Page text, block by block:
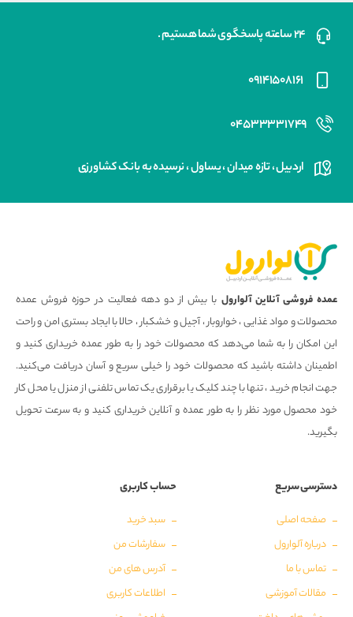
۲۴ ساعته پاسخگوی شما هستیم .
۰۹۱۴۱۵۰۸۱۶۱
۰۴۵۳۳۳۳۱۷۴۹
اردبیل ، تازه میدان ، یساول ، نرسیده به بانک کشاورزی
عمده فروشی آنلاین آلوارول با بیش از دو دهه فعالیت در حوزه فروش عمده
محصولات و مواد غذایی ، خواروبار ، آجیل و خشکبار ، حالا با ایجاد بستری امن و راحت
این امکان را به شما می‌دهد که محصولات خود را به طور عمده خریداری کنید و
اطمینان داشته باشید که محصولات خود را خیلی سریع و آسان دریافت می‌کنید.
جهت انجام خرید ، تنها با چند کلیک یا برقراری یک تماس تلفنی از منزل یا محل کار
خود محصول مورد نظر را به طور عمده و آنلاین خریداری کنید و به سرعت تحویل
بگیرید.
دسترسی سریع
صفحه اصلی
درباره آلوارول
تماس با ما
مقالات آموزشی
حساب کاربری
سبد خرید
سفارشات من
آدرس های من
اطلاعات کاربری